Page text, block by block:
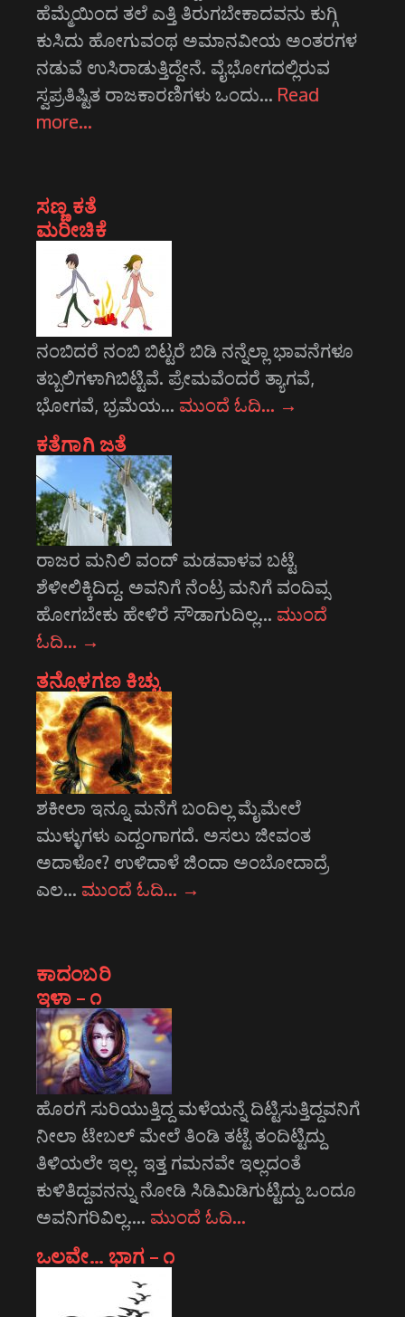
ಹೆಮ್ಮೆಯಿಂದ ತಲೆ ಎತ್ತಿ ತಿರುಗಬೇಕಾದವನು ಕುಗ್ಗಿ
ಕುಸಿದು ಹೋಗುವಂಥ ಅಮಾನವೀಯ ಅಂತರಗಳ
ನಡುವೆ ಉಸಿರಾಡುತ್ತಿದ್ದೇನೆ. ವೈಭೋಗದಲ್ಲಿರುವ
ಸ್ವಪ್ರತಿಷ್ಟಿತ ರಾಜಕಾರಣಿಗಳು ಒಂದು… Read
more…
ಸಣ್ಣ ಕತೆ
ಮರೀಚಿಕೆ
ನಂಬಿದರೆ ನಂಬಿ ಬಿಟ್ಟರೆ ಬಿಡಿ ನನ್ನೆಲ್ಲಾ ಭಾವನೆಗಳೂ
ತಬ್ಬಲಿಗಳಾಗಿಬಿಟ್ಟಿವೆ. ಪ್ರೇಮವೆಂದರೆ ತ್ಯಾಗವೆ,
ಭೋಗವೆ, ಭ್ರಮೆಯ… ಮುಂದೆ ಓದಿ… →
ಕತೆಗಾಗಿ ಜತೆ
ರಾಜರ ಮನಿಲಿ ವಂದ್ ಮಡವಾಳವ ಬಟ್ಟೆ
ಶೆಳೀಲಿಕ್ಕಿದಿದ್ದ. ಅವನಿಗೆ ನೆಂಟ್ರ ಮನಿಗೆ ವಂದಿವ್ಸ
ಹೋಗಬೇಕು ಹೇಳಿರೆ ಸೌಡಾಗುದಿಲ್ಲ… ಮುಂದೆ
ಓದಿ… →
ತನ್ನೊಳಗಣ ಕಿಚ್ಚು
ಶಕೀಲಾ ಇನ್ನೂ ಮನೆಗೆ ಬಂದಿಲ್ಲ ಮೈಮೇಲೆ
ಮುಳ್ಳುಗಳು ಎದ್ದಂಗಾಗದೆ. ಅಸಲು ಜೀವಂತ
ಅದಾಳೋ? ಉಳಿದಾಳೆ ಜಿಂದಾ ಅಂಬೋದಾದ್ರೆ
ಎಲ… ಮುಂದೆ ಓದಿ… →
ಕಾದಂಬರಿ
ಇಳಾ – ೧
ಹೊರಗೆ ಸುರಿಯುತ್ತಿದ್ದ ಮಳೆಯನ್ನೆ ದಿಟ್ಟಿಸುತ್ತಿದ್ದವನಿಗೆ
ನೀಲಾ ಟೇಬಲ್ ಮೇಲೆ ತಿಂಡಿ ತಟ್ಟೆ ತಂದಿಟ್ಟಿದ್ದು
ತಿಳಿಯಲೇ ಇಲ್ಲ. ಇತ್ತ ಗಮನವೇ ಇಲ್ಲದಂತೆ
ಕುಳಿತಿದ್ದವನನ್ನು ನೋಡಿ ಸಿಡಿಮಿಡಿಗುಟ್ಟಿದ್ದು ಒಂದೂ
ಅವನಿಗರಿವಿಲ್ಲ.… ಮುಂದೆ ಓದಿ…
ಒಲವೇ… ಭಾಗ – ೧